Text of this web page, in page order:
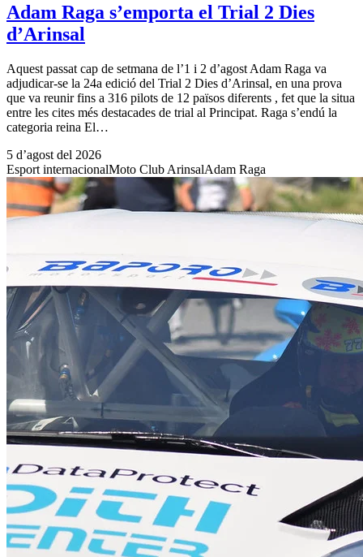
Adam Raga s’emporta el Trial 2 Dies
d’Arinsal
Aquest passat cap de setmana de l’1 i 2 d’agost Adam Raga va
adjudicar-se la 24a edició del Trial 2 Dies d’Arinsal, en una prova
que va reunir fins a 316 pilots de 12 països diferents , fet que la situa
entre les cites més destacades de trial al Principat. Raga s’endú la
categoria reina El…
5 d’agost del 2026
Esport internacionalMoto Club ArinsalAdam Raga